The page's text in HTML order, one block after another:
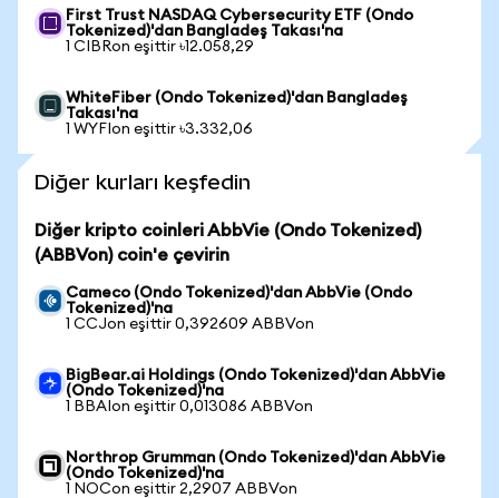
First Trust NASDAQ Cybersecurity ETF (Ondo
Tokenized)'dan Bangladeş Takası'na
1 CIBRon eşittir ৳12.058,29
WhiteFiber (Ondo Tokenized)'dan Bangladeş
Takası'na
1 WYFIon eşittir ৳3.332,06
Diğer kurları keşfedin
Diğer kripto coinleri AbbVie (Ondo Tokenized)
(ABBVon) coin'e çevirin
Cameco (Ondo Tokenized)'dan AbbVie (Ondo
Tokenized)'na
1 CCJon eşittir 0,392609 ABBVon
BigBear.ai Holdings (Ondo Tokenized)'dan AbbVie
(Ondo Tokenized)'na
1 BBAIon eşittir 0,013086 ABBVon
Northrop Grumman (Ondo Tokenized)'dan AbbVie
(Ondo Tokenized)'na
1 NOCon eşittir 2,2907 ABBVon